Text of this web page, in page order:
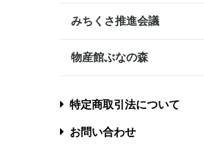
みちくさ推進会議
物産館ぶなの森
特定商取引法について
お問い合わせ